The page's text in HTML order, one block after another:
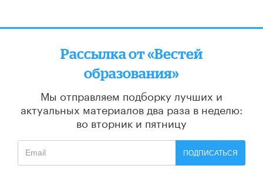
Рассылка от «Вестей
образования»
Мы отправляем подборку лучших и
актуальных материалов два раза в неделю:
во вторник и пятницу
ПОДПИСАТЬСЯ